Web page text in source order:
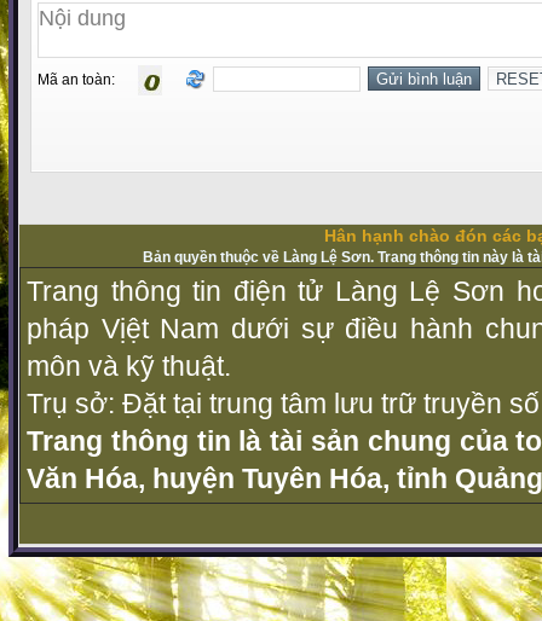
Mã an toàn:
Hân hạnh chào đón các
Bản quyền thuộc về Làng Lệ Sơn. Trang thông tin này là
Trang thông tin điện tử Làng Lệ Sơn
pháp Vịệt Nam dưới sự điều hành
môn và kỹ thuật.
Trụ sở: Đặt tại trung tâm lưu trữ truyền
Trang thông tin là tài sản chung của
Văn Hóa, huyện Tuyên Hóa, tỉnh